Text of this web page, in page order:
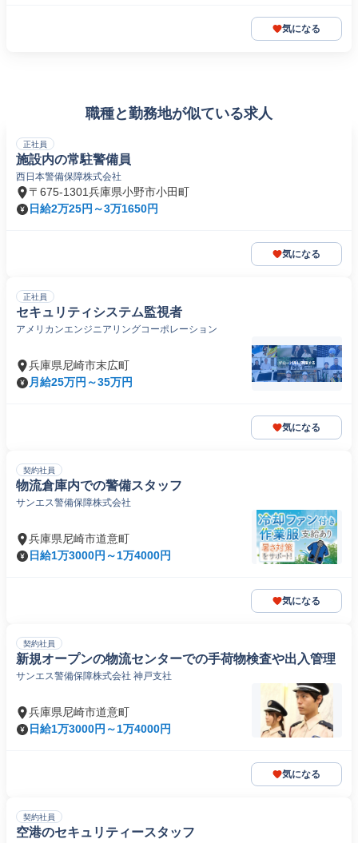
気になる
職種と勤務地が似ている求人
正社員
施設内の常駐警備員
西日本警備保障株式会社
〒675-1301兵庫県小野市小田町
日給2万25円～3万1650円
気になる
正社員
セキュリティシステム監視者
アメリカンエンジニアリングコーポレーション
兵庫県尼崎市末広町
月給25万円～35万円
気になる
契約社員
物流倉庫内での警備スタッフ
サンエス警備保障株式会社
兵庫県尼崎市道意町
日給1万3000円～1万4000円
気になる
契約社員
新規オープンの物流センターでの手荷物検査や出入管理
サンエス警備保障株式会社 神戸支社
兵庫県尼崎市道意町
日給1万3000円～1万4000円
気になる
契約社員
空港のセキュリティースタッフ